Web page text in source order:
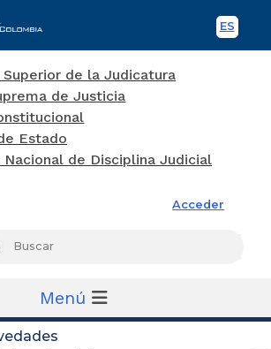
ES
Acceder
Buscar
Menú